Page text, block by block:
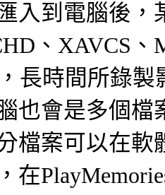
入到電腦後
、XAVCS、
長時間所錄
也會是多個檔
檔案可以在軟
在